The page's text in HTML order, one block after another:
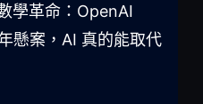
學革命：OpenAI
懸案，AI 真的能取代